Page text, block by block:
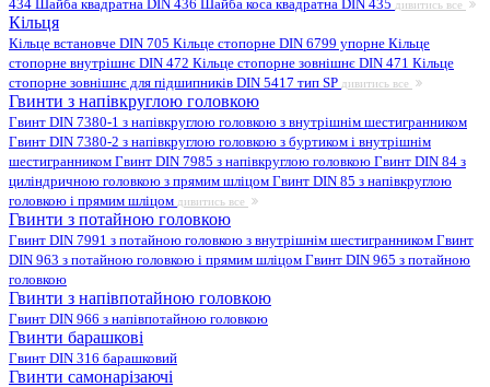
434 Шайба квадратна DIN 436 Шайба коса квадратна DIN 435 дивитись все
Кільця
Кільце встановче DIN 705 Кільце стопорне DIN 6799 упорне Кільце
стопорне внутрішнє DIN 472 Кільце стопорне зовнішнє DIN 471 Кільце
стопорне зовнішнє для підшипників DIN 5417 тип SP дивитись все
Гвинти з напівкруглою головкою
Гвинт DIN 7380-1 з напівкруглою головкою з внутрішнім шестигранником
Гвинт DIN 7380-2 з напівкруглою головкою з буртиком і внутрішнім
шестигранником Гвинт DIN 7985 з напівкруглою головкою Гвинт DIN 84 з
циліндричною головкою з прямим шліцом Гвинт DIN 85 з напівкруглою
головкою і прямим шліцом дивитись все
Гвинти з потайною головкою
Гвинт DIN 7991 з потайною головкою з внутрішнім шестигранником Гвинт
DIN 963 з потайною головкою і прямим шліцом Гвинт DIN 965 з потайною
головкою
Гвинти з напівпотайною головкою
Гвинт DIN 966 з напівпотайною головкою
Гвинти барашкові
Гвинт DIN 316 барашковий
Гвинти самонарізаючі